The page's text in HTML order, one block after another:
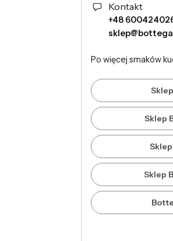
Kontakt
+48
Po więcej smaków
Sklep
Sklep